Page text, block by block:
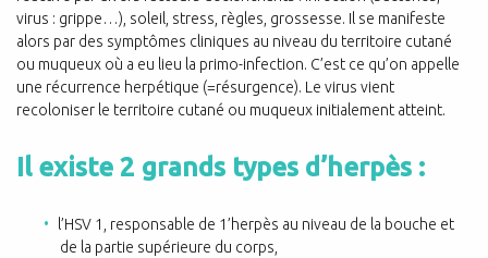
virus : grippe…), soleil, stress, règles, grossesse. Il se manifeste
alors par des symptômes cliniques au niveau du territoire cutané
ou muqueux où a eu lieu la primo-infection. C’est ce qu’on appelle
une récurrence herpétique (=résurgence). Le virus vient
recoloniser le territoire cutané ou muqueux initialement atteint.
Il existe 2 grands types d’herpès :
l’HSV 1, responsable de 1’herpès au niveau de la bouche et
de la partie supérieure du corps,